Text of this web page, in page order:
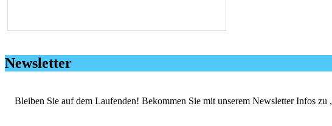
Newsletter
Bleiben Sie auf dem Laufenden! Bekommen Sie mit unserem Newsletter Infos